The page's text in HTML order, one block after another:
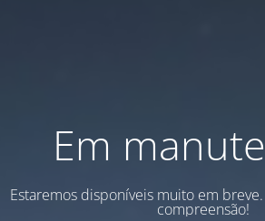
Em
Estaremos disponíveis muito em breve.
compreensão!